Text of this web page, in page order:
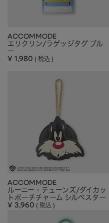
ACCOMMODE
エリクリン/ラゲッジタグ ブル
ー
¥ 1,980 税込
ACCOMMODE
ルーニー・テューンズ/ダイカッ
トポーチチャーム シルベスター
¥ 3,960 税込